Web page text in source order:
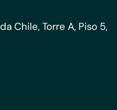
Chile, Torre A, Piso 5,